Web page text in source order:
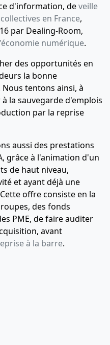
d'information, deveille
en France,
par Dealing-Room,
numérique.
des opportunités en
la bonne
tentons ainsi, à
la sauvegarde d'emplois
par la reprise
aussi des prestations
grâce à l'animation d'un
de haut niveau,
et ayant déjà une
offre consiste en la
des fonds
PME, de faire auditer
avant
à la barre.